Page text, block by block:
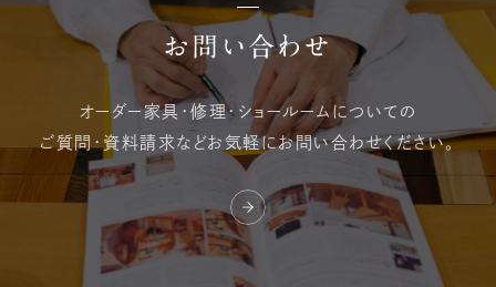
お問い合わせ
オーダー家具・修理・ ショールームについての
ご質問・資料請求などお気軽にお問い合わせください。